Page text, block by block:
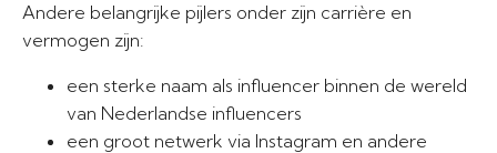
Andere belangrijke pijlers onder zijn carrière en
vermogen zijn:
een sterke naam als influencer binnen de wereld
van Nederlandse influencers
een groot netwerk via Instagram en andere